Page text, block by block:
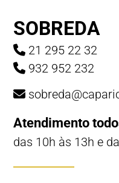
SOBREDA
21 295 22 32
932 952 232
Atendimento
das 10h às 13h e